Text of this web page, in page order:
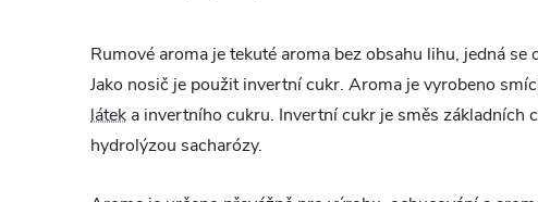
Rumové aroma je tekuté aroma bez obsahu lihu, jedná se
Jako nosič je použit invertní cukr. Aroma je vyrobeno
látek a invertního cukru. Invertní cukr je směs základních
hydrolýzou sacharózy.